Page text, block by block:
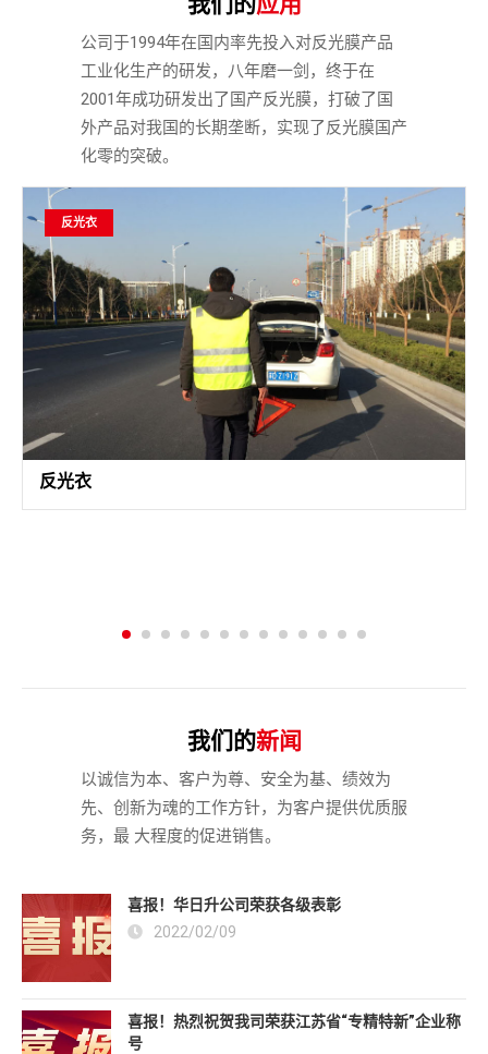
公司于1994年在国内率先投入对反光膜产品
工业化生产的研发，八年磨一剑，终于在
2001年成功研发出了国产反光膜，打破了国
外产品对我国的长期垄断，实现了反光膜国产
化零的突破。
反光衣
反光衣
我们的新闻
以诚信为本、客户为尊、安全为基、绩效为
先、创新为魂的工作方针，为客户提供优质服
务，最 大程度的促进销售。
喜报！华日升公司荣获各级表彰
2022/02/09
喜报！热烈祝贺我司荣获江苏省“专精特新”企业称
号